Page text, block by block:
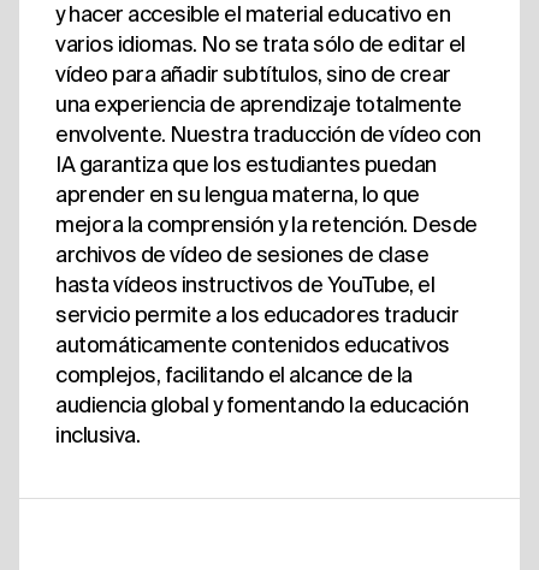
y hacer accesible el material educativo en
varios idiomas. No se trata sólo de editar el
vídeo para añadir subtítulos, sino de crear
una experiencia de aprendizaje totalmente
envolvente. Nuestra traducción de vídeo con
IA garantiza que los estudiantes puedan
aprender en su lengua materna, lo que
mejora la comprensión y la retención. Desde
archivos de vídeo de sesiones de clase
hasta vídeos instructivos de YouTube, el
servicio permite a los educadores traducir
automáticamente contenidos educativos
complejos, facilitando el alcance de la
audiencia global y fomentando la educación
inclusiva.